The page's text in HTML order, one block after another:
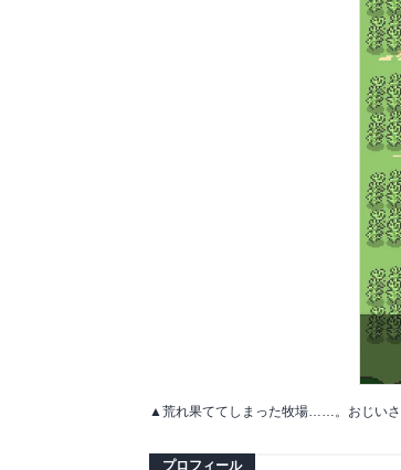
▲荒れ果ててしまった牧場……。おじいさ
プロフィール